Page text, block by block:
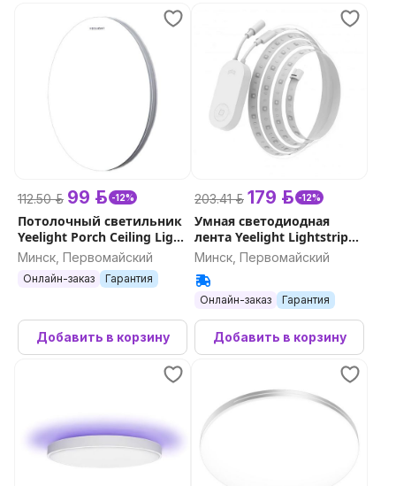
112.50 р. 99 р. -12%
Потолочный светильник
Yeelight Porch Ceiling Light
C400
Минск, Первомайский
Онлайн-заказ Гарантия
Добавить в корзину
203.41 р. 179 р. -12%
Умная светодиодная
лента Yeelight Lightstrip
Pro
Минск, Первомайский
Онлайн-заказ Гарантия
Добавить в корзину